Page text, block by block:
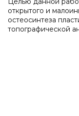
открытого и
остеосинтеза
топографической